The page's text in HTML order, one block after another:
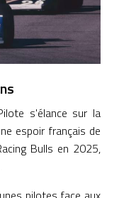
s'élance sur la
espoir français de
Bulls en 2025,